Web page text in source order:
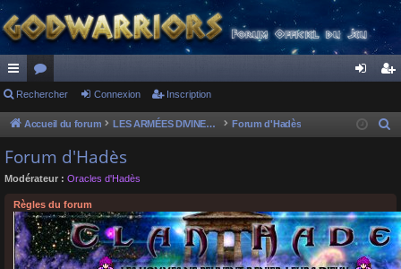
ac
co
ur
ci
or
u
s
ne cri
Rechercher Connexion Inscription
Accueil du forum LES ARMÉES DIVINES - FORUMS DE CLAN Forum d'Hadès
r
c
h
Forum d'Hadès
Modérateur : Oracles d'Hadès
Règles du forum